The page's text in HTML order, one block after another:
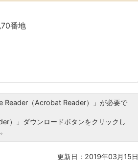
番地
Reader（Acrobat Reader）」が必要で
）」ダウンロードボタンをクリックし
更新日：2019年03月15日